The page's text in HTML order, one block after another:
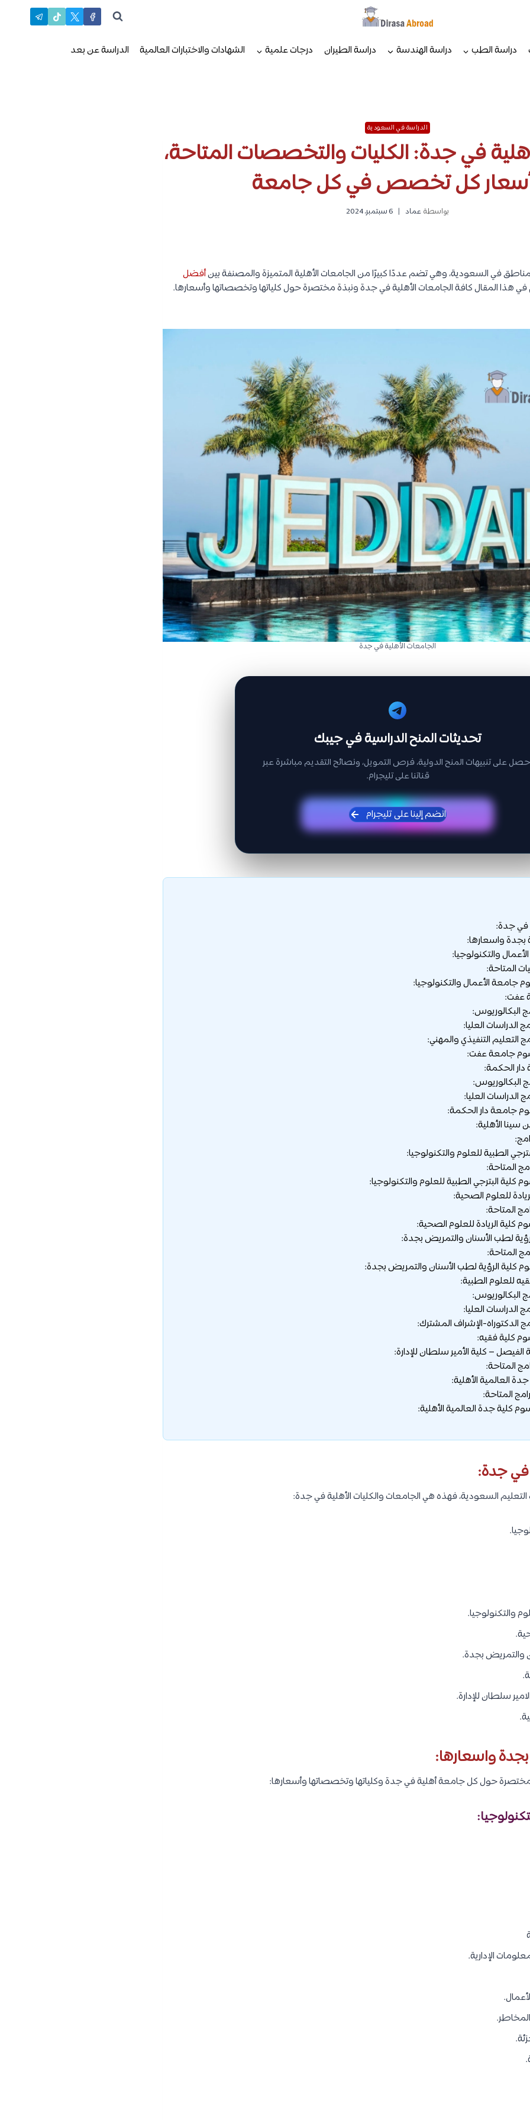
دراسة الطب دراسة الهندسة دراسة الطيران درجات علمية الشهادات والاختبارات العالمية الدراسة عن بعد
الدراسة في السعودية
في جدة: الكليات والتخصصات المتاحة،
كل تخصص في كل جامعة
بواسطة عماد 6 سبتمبر، 2024
في السعودية، وهي تضم عددًا كبيرًا من الجامعات الأهلية المتميزة والمصنفة بينأفضل
هذا المقال كافة الجامعات الأهلية في جدة ونبذة مختصرة حول كلياتها وتخصصاتها وأسعارها.
الجامعات الأهلية في جدة
تحديثات المنح الدراسية في جيبك
على تنبيهات المنح الدولية، فرص التمويل، ونصائح التقديم مباشرة عبر
قناتنا على تليجرام.
انضم إلينا على تليجرام
في جدة:
بجدة واسعارها:
المتاحة:
جامعة الأعمال والتكنولوجيا:
البكالوريوس:
الدراسات العليا:
التعليم التنفيذي والمهني:
جامعة عفت:
البكالوريوس:
الدراسات العليا:
جامعة دار الحكمة:
المتاحة:
كلية البترجي الطبية للعلوم والتكنولوجيا:
المتاحة:
كلية الريادة للعلوم الصحية:
المتاحة:
كلية الرؤية لطب الأسنان والتمريض بجدة:
البكالوريوس:
الدراسات العليا:
الدكتوراه-الإشراف المشترك:
كلية فقيه:
المتاحة:
المتاحة:
كلية جدة العالمية الأهلية:
في جدة:
السعودية، فهذه هي الجامعات والكليات الأهلية في جدة:
والتكنولوجيا.
والتمريض بجدة.
سلطان للإدارة.
بجدة واسعارها:
حول كل جامعة أهلية في جدة وكلياتها وتخصصاتها وأسعارها:
الإدارية.